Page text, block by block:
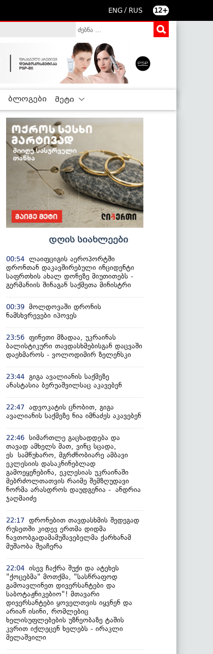
ENG / RUS 12+
ბლოგები მეტი
დღის სიახლეები
00:54 ლაიფციგის აეროპორტში
დრონთან დაკავშირებული ინციდენტი
საფრთხის ახალ დონეზე მიუთითებს -
გერმანიის შინაგან საქმეთა მინისტრი
00:39 მოლდოვაში დრონის
ნამსხვრევები იპოვეს
23:56 ფინეთი მზადაა, უკრაინას
ბალისტიკური თავდასხმებისგან დაცვაში
დაეხმაროს - ვოლოდიმირ ზელენსკი
23:44 გიგა ავალიანის საქმეზე
ანასტასია ბერუაშვილსაც აკავებენ
22:47 ადვოკატის ცნობით, გიგა
ავალიანის საქმეზე ნია იმნაძეს აკავებენ
22:46 სიმართლე გაცხადდება და
თავად ამხელს მათ, ვინც სცადა,
ეს სამწუხარო, მგრძნობიარე ამბავი
ეკლესიის დასაკნინებლად
გამოეყენებინა, ეკლესიას უკრაინაში
მებრძოლთათვის რაიმე შემზღუდავი
ნორმა არასდროს დაუდგენია - ანდრია
ჯაღმაიძე
22:17 დრონებით თავდასხმის შედეგად
რუსეთში კიდევ ერთმა დიდმა
ნავთობგადამამუშავებელმა ქარხანამ
მუშაობა შეაჩერა
22:04 ისევ ჩაქრა შუქი და ატეხეს
"ქოცებმა" მოთქმა, "სასწრაფოდ
გამოავლინეთ დივერსანტები და
საბოტაჟნიკებიო"! მთავარი
დივერსანტები ყოველთვის იყვნენ და
არიან ისინი, რომლებიც
ხელისუფლებების უზნეობაზე ტაშის
კვრით იქლეცენ ხელებს - ირაკლი
მელაშვილი